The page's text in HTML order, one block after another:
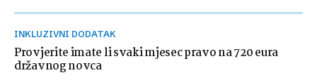
INKLUZIVNI DODATAK
Provjerite imate li svaki mjesec pravo na 720 eura
državnog novca